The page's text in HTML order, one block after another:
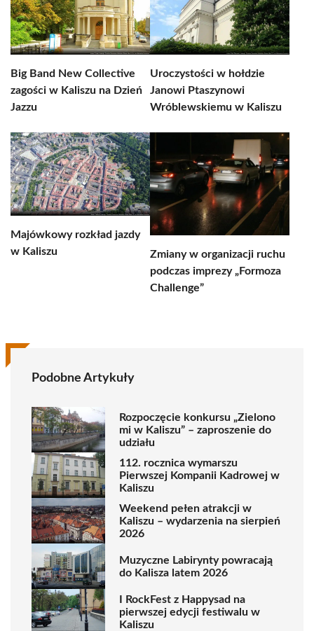
Big Band New Collective
zagości w Kaliszu na Dzień
Jazzu
Uroczystości w hołdzie
Janowi Ptaszynowi
Wróblewskiemu w Kaliszu
Majówkowy rozkład jazdy
w Kaliszu
Zmiany w organizacji ruchu
podczas imprezy „Formoza
Challenge”
Podobne Artykuły
Rozpoczęcie konkursu „Zielono
mi w Kaliszu” – zaproszenie do
udziału
112. rocznica wymarszu
Pierwszej Kompanii Kadrowej w
Kaliszu
Weekend pełen atrakcji w
Kaliszu – wydarzenia na sierpień
2026
Muzyczne Labirynty powracają
do Kalisza latem 2026
I RockFest z Happysad na
pierwszej edycji festiwalu w
Kaliszu